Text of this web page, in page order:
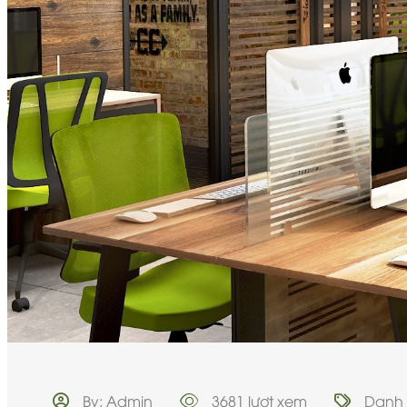
By: Admin 3681 lượt xem